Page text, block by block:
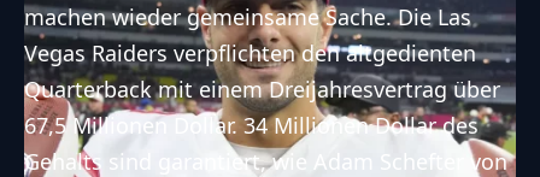
machen wieder gemeinsame Sache. Die Las
Vegas Raiders verpflichten den altgedienten
Quarterback mit einem Dreijahresvertrag über
67,5 Millionen Dollar. 34 Millionen Dollar des
Gehalts sind garantiert, wie Adam Schefter von